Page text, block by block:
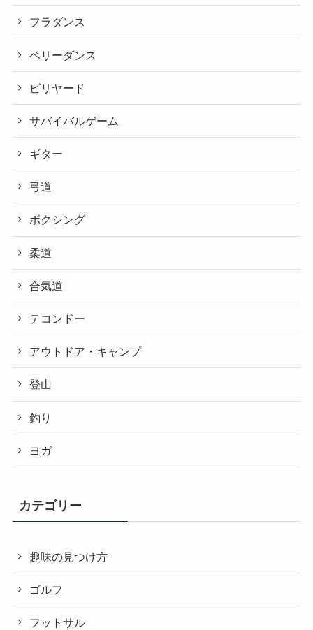
フラダンス
ベリーダンス
ビリヤード
サバイバルゲーム
ギター
弓道
ボクシング
柔道
合気道
テコンドー
アウトドア・キャンプ
登山
釣り
ヨガ
カテゴリー
趣味の見つけ方
ゴルフ
フットサル